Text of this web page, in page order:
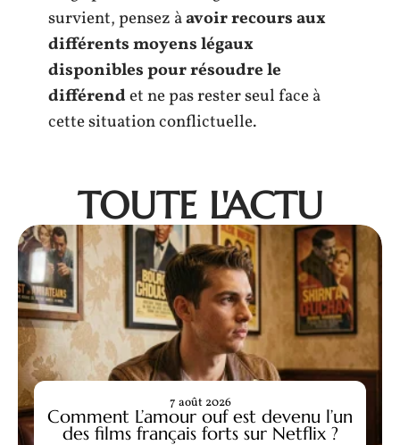
survient, pensez àavoir recours aux
différents moyens légaux
disponibles pour résoudre le
différendet ne pas rester seul face à
cette situation conflictuelle.
TOUTE L'ACTU
Comment L’amour ouf est devenu l’un
des films français forts sur Netflix ?
7 août 2026